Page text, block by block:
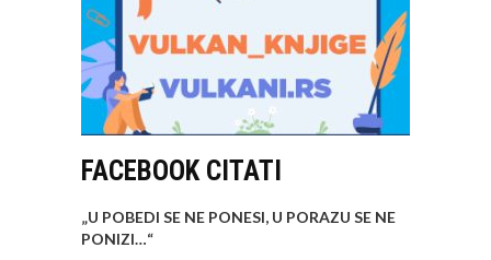
FACEBOOK CITATI
„U POBEDI SE NE PONESI, U PORAZU SE NE
PONIZI…“